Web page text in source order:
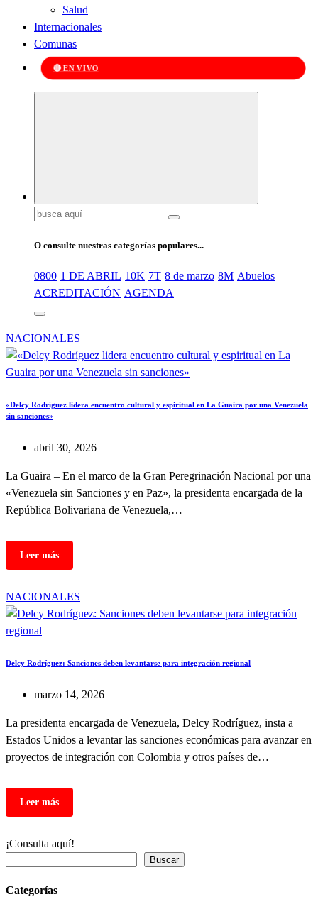
Salud
Internacionales
Comunas
🔴 EN VIVO
Buscar:
O consulte nuestras categorías populares...
0800 1 DE ABRIL 10K 7T 8 de marzo 8M Abuelos
ACREDITACIÓN AGENDA
NACIONALES
«Delcy Rodríguez lidera encuentro cultural y espiritual en La Guaira por una Venezuela
sin sanciones»
abril 30, 2026
La Guaira – En el marco de la Gran Peregrinación Nacional por una
«Venezuela sin Sanciones y en Paz», la presidenta encargada de la
República Bolivariana de Venezuela,…
NACIONALES
Delcy Rodríguez: Sanciones deben levantarse para integración regional
marzo 14, 2026
La presidenta encargada de Venezuela, Delcy Rodríguez, insta a
Estados Unidos a levantar las sanciones económicas para avanzar en
proyectos de integración con Colombia y otros países de…
¡Consulta aquí!
Buscar
Categorías